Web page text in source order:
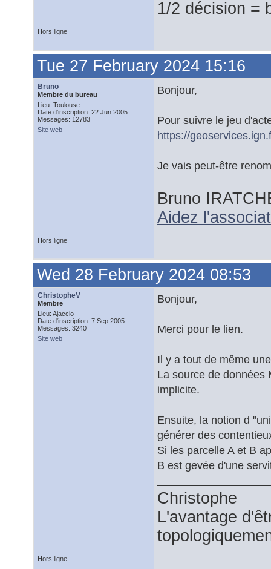
1/2 décision =
Hors ligne
Tue 27 February 2024 15:16
Bruno
Membre du bureau
Lieu: Toulouse
Date d'inscription: 22 Jun 2005
Messages: 12783
Site web
Bonjour,
Pour suivre le jeu
https://
Je vais peut-être
Bruno
Aidez
Hors ligne
Wed 28 February 2024 08:53
ChristopheV
Membre
Lieu: Ajaccio
Date d'inscription: 7 Sep 2005
Messages: 3240
Site web
Bonjour,
Merci pour le lien.
Il y a tout de même
La source de données
implicite.
Ensuite, la notion d
générer des
Si les parcelle A et B
B est gevée d'une
Christophe
L'avantage
Hors ligne